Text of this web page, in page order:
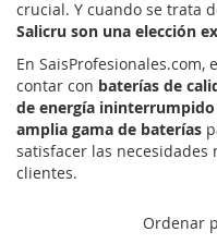
crucial. Y cuando se trata
Salicru son una elección
En
contar con baterías de
de energía ininterrumpido
amplia gama de baterías
satisfacer las necesidades
clientes.
Ordenar